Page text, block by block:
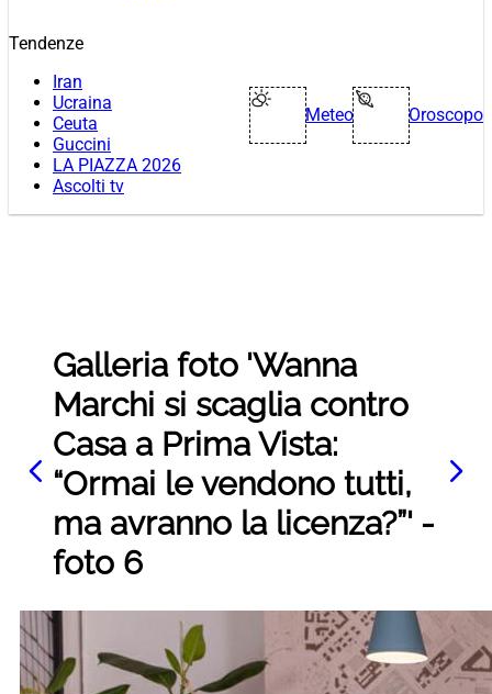
Tendenze
Iran
Ucraina
Ceuta
Guccini
LA PIAZZA 2026
Ascolti tv
Meteo Oroscopo
Galleria foto 'Wanna
Marchi si scaglia contro
Casa a Prima Vista:
“Ormai le vendono tutti,
ma avranno la licenza?”' -
foto 6